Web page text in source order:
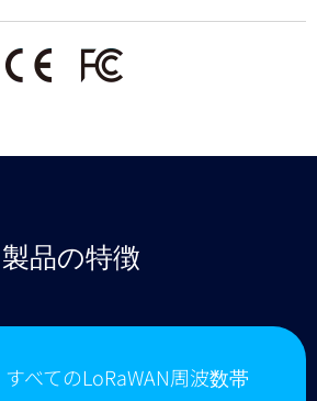
製品の特徴
べてのLoRaWAN周波数帯